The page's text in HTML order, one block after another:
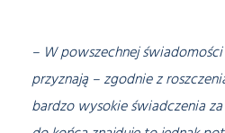
– W powszechnej
przyznają – zgodnie z
bardzo wysokie świadczenia